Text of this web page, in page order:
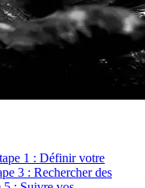
1 : Définir votre
3 : Rechercher des